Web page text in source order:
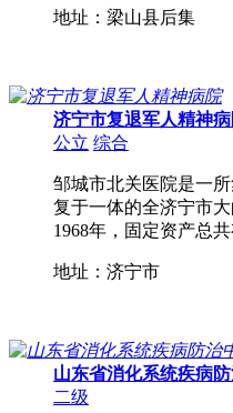
地址：梁山县后集
济宁市复退军人精神
公立 综合
邹城市北关医院是一
复于一体的全济宁市
1968年，固定资产总
地址：济宁市
山东省消化系统疾病
二级